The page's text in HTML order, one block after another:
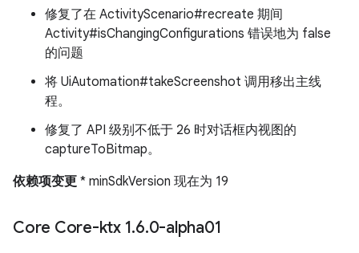
修复了在 ActivityScenario#recreate 期间
Activity#isChangingConfigurations 错误地为 false
的问题
将 UiAutomation#takeScreenshot 调用移出主线
程。
修复了 API 级别不低于 26 时对话框内视图的
captureToBitmap。
依赖项变更 * minSdkVersion 现在为 19
Core Core-ktx 1.6.0-alpha01